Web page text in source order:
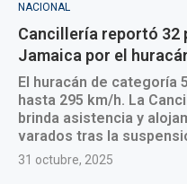
NACIONAL
Cancillería reportó 32
Jamaica por el
El huracán de categoría
hasta 295 km/h. La
brinda asistencia y
varados tras la
31 octubre, 2025